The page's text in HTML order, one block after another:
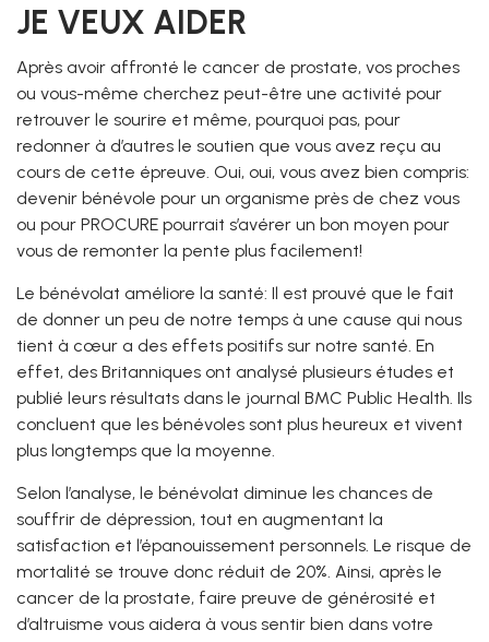
JE VEUX AIDER
Après avoir affronté le cancer de prostate, vos proches
ou vous-même cherchez peut-être une activité pour
retrouver le sourire et même, pourquoi pas, pour
redonner à d’autres le soutien que vous avez reçu au
cours de cette épreuve. Oui, oui, vous avez bien compris:
devenir bénévole pour un organisme près de chez vous
ou pour PROCURE pourrait s’avérer un bon moyen pour
vous de remonter la pente plus facilement!
Le bénévolat améliore la santé: Il est prouvé que le fait
de donner un peu de notre temps à une cause qui nous
tient à cœur a des effets positifs sur notre santé. En
effet, des Britanniques ont analysé plusieurs études et
publié leurs résultats dans le journal BMC Public Health. Ils
concluent que les bénévoles sont plus heureux et vivent
plus longtemps que la moyenne.
Selon l’analyse, le bénévolat diminue les chances de
souffrir de dépression, tout en augmentant la
satisfaction et l’épanouissement personnels. Le risque de
mortalité se trouve donc réduit de 20%. Ainsi, après le
cancer de la prostate, faire preuve de générosité et
d’altruisme vous aidera à vous sentir bien dans votre